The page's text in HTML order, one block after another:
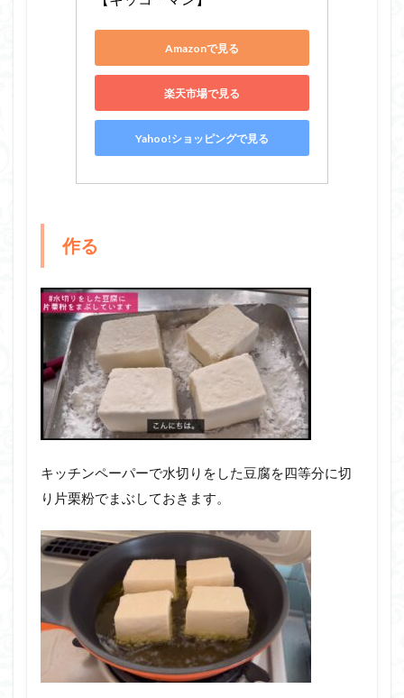
Amazonで見る
楽天市場で見る
Yahoo!ショッピングで見る
作る
キッチンペーパーで水切りをした豆腐を四等分に切
り片栗粉でまぶしておきます。